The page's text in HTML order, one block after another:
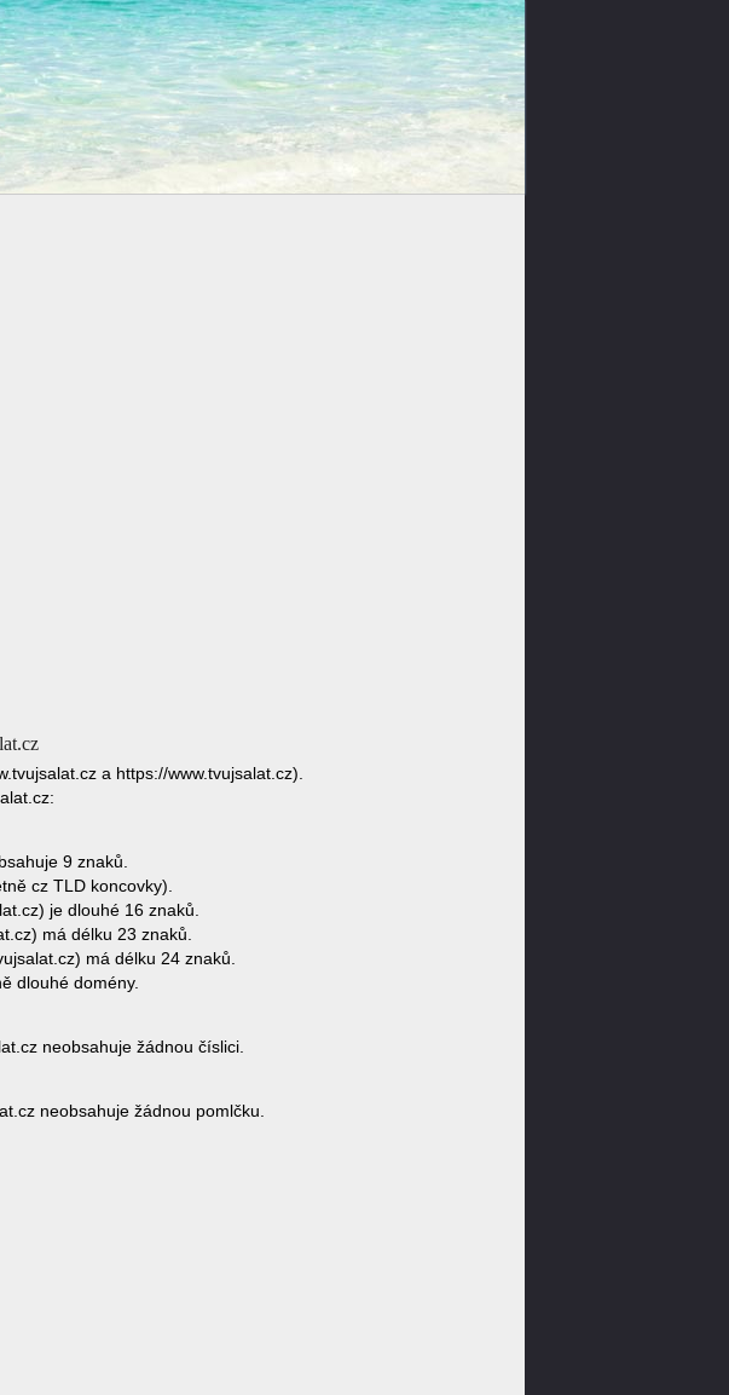
a https://www.tvujsalat.cz).
9 znaků.
cz TLD koncovky).
je dlouhé 16 znaků.
má délku 23 znaků.
má délku 24 znaků.
dlouhé domény.
neobsahuje žádnou číslici.
neobsahuje žádnou pomlčku.